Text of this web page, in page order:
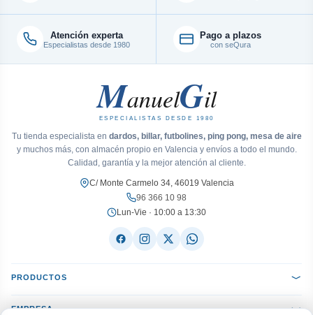
Atención experta
Especialistas desde 1980
Pago a plazos
con seQura
ManuelGil
ESPECIALISTAS DESDE 1980
Tu tienda especialista en dardos, billar, futbolines, ping pong, mesa de aire
y muchos más, con almacén propio en Valencia y envíos a todo el mundo.
Calidad, garantía y la mejor atención al cliente.
C/ Monte Carmelo 34, 46019 Valencia
96 366 10 98
Lun-Vie · 10:00 a 13:30
PRODUCTOS
EMPRESA